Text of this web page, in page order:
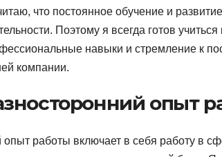
что постоянное обучение и
Поэтому я всегда готов
навыки и стремление к
компании.
опыт
опыт работы включает в себя работу в